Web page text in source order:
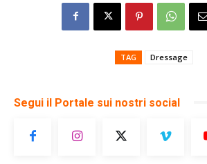
TAG Dressage
Segui il Portale sui nostri social